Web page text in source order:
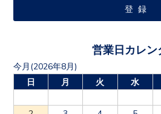
営業日カレン
今月(2026年8月)
日
月 火 水
2
3 4 5